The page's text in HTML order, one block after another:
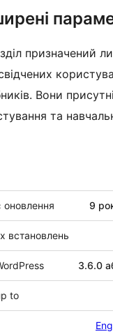
призначений
Вони
та
оновлення 9
встановлень
3.6.0
to